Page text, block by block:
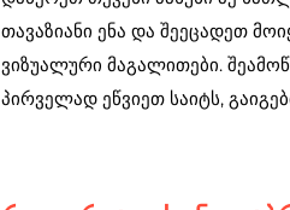
თავაზიანი ენა და შეეცადეთ
ვიზუალური მაგალითები.
პირველად ეწვიეთ საიტს,